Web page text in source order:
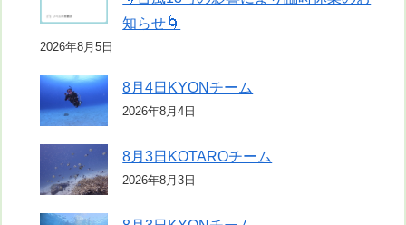
知らせ🌀
2026年8月5日
8月4日KYONチーム
2026年8月4日
8月3日KOTAROチーム
2026年8月3日